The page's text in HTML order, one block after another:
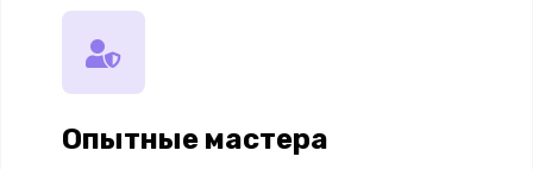
Опытные мастера